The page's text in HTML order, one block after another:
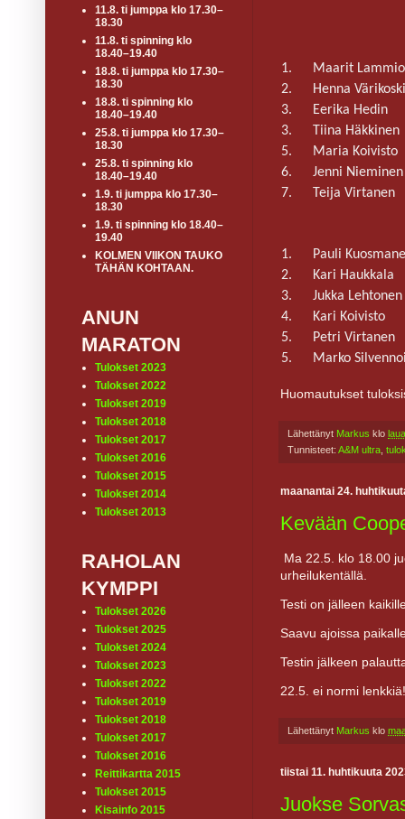
1.
Maarit Lammio
2.
Henna Värikoski
3.
Eerika Hedin
3.
Tiina Häkkinen
5.
Maria Koivisto
6.
Jenni Nieminen
7.
Teija Virtanen
1.
Pauli
2.
Kari Haukkala
3.
Jukka Lehtonen
4.
Kari Koivisto
5.
Petri Virtanen
5.
Marko
Huomautukset
Lähettänyt Markus klo
Tunnisteet: A&M ultra
maanantai 24.
Kevään
Ma 22.5. klo 18.00
urheilukentällä.
Testi on jälleen
Saavu ajoissa
Testin jälkeen
22.5. ei normi lenkkiä!
Lähettänyt Markus klo
tiistai 11. huhtikuuta
Juokse
11.8. ti jumppa klo 17.30–
18.30
11.8. ti spinning klo
18.40–19.40
18.8. ti jumppa klo 17.30–
18.30
18.8. ti spinning klo
18.40–19.40
25.8. ti jumppa klo 17.30–
18.30
25.8. ti spinning klo
18.40–19.40
1.9. ti jumppa klo 17.30–
18.30
1.9. ti spinning klo 18.40–
19.40
KOLMEN VIIKON TAUKO
TÄHÄN KOHTAAN.
ANUN
MARATON
Tulokset 2023
Tulokset 2022
Tulokset 2019
Tulokset 2018
Tulokset 2017
Tulokset 2016
Tulokset 2015
Tulokset 2014
Tulokset 2013
RAHOLAN
KYMPPI
Tulokset 2026
Tulokset 2025
Tulokset 2024
Tulokset 2023
Tulokset 2022
Tulokset 2019
Tulokset 2018
Tulokset 2017
Tulokset 2016
Reittikartta 2015
Tulokset 2015
Kisainfo 2015